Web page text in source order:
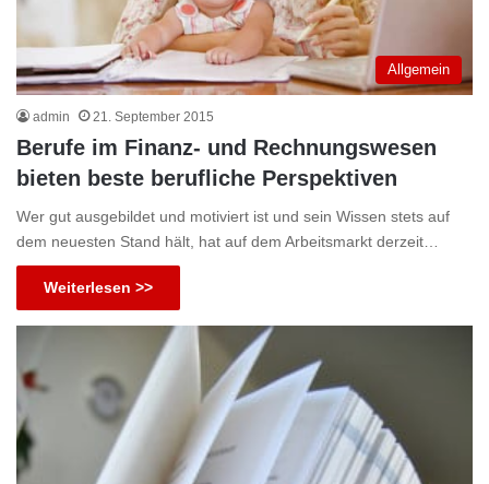
Allgemein
admin 21. September 2015
Berufe im Finanz- und Rechnungswesen
bieten beste berufliche Perspektiven
Wer gut ausgebildet und motiviert ist und sein Wissen stets auf
dem neuesten Stand hält, hat auf dem Arbeitsmarkt derzeit…
Weiterlesen >>